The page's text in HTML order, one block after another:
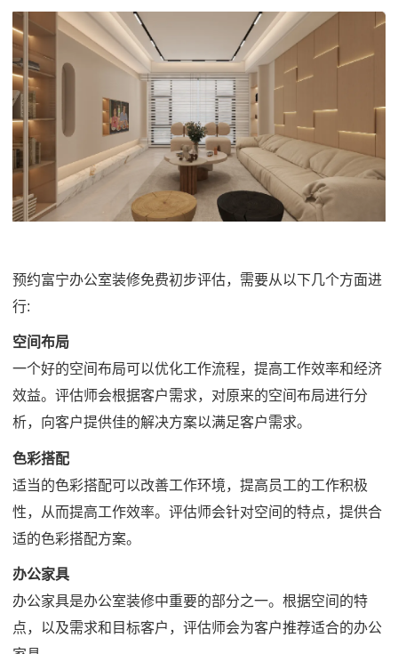
预约富宁办公室装修免费初步评估，需要从以下几个方面进
行:
空间布局
一个好的空间布局可以优化工作流程，提高工作效率和经济
效益。评估师会根据客户需求，对原来的空间布局进行分
析，向客户提供佳的解决方案以满足客户需求。
色彩搭配
适当的色彩搭配可以改善工作环境，提高员工的工作积极
性，从而提高工作效率。评估师会针对空间的特点，提供合
适的色彩搭配方案。
办公家具
办公家具是办公室装修中重要的部分之一。根据空间的特
点，以及需求和目标客户，评估师会为客户推荐适合的办公